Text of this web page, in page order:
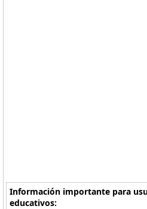
Información importante para
educativos: